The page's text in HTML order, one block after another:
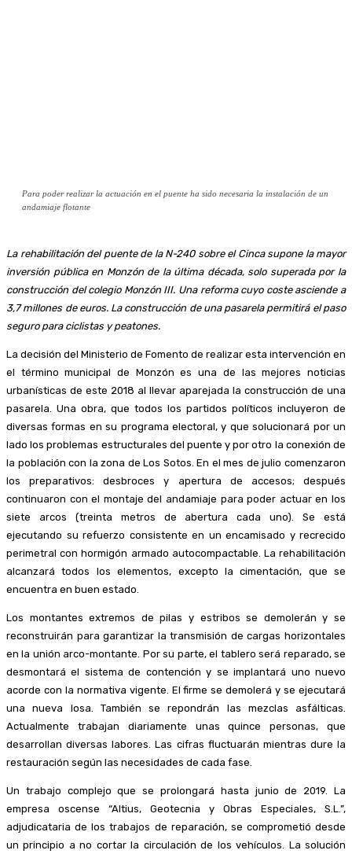
Para poder realizar la actuación en el puente ha sido necesaria la instalación de un
andamiaje flotante
La rehabilitación del puente de la N-240 sobre el Cinca supone la mayor
inversión pública en Monzón de la última década, solo superada por la
construcción del colegio Monzón III. Una reforma cuyo coste asciende a
3,7 millones de euros. La construcción de una pasarela permitirá el paso
seguro para ciclistas y peatones.
La decisión del Ministerio de Fomento de realizar esta intervención en
el término municipal de Monzón es una de las mejores noticias
urbanísticas de este 2018 al llevar aparejada la construcción de una
pasarela. Una obra, que todos los partidos políticos incluyeron de
diversas formas en su programa electoral, y que solucionará por un
lado los problemas estructurales del puente y por otro la conexión de
la población con la zona de Los Sotos. En el mes de julio comenzaron
los preparativos: desbroces y apertura de accesos; después
continuaron con el montaje del andamiaje para poder actuar en los
siete arcos (treinta metros de abertura cada uno). Se está
ejecutando su refuerzo consistente en un encamisado y recrecido
perimetral con hormigón armado autocompactable. La rehabilitación
alcanzará todos los elementos, excepto la cimentación, que se
encuentra en buen estado.
Los montantes extremos de pilas y estribos se demolerán y se
reconstruirán para garantizar la transmisión de cargas horizontales
en la unión arco-montante. Por su parte, el tablero será reparado, se
desmontará el sistema de contención y se implantará uno nuevo
acorde con la normativa vigente. El firme se demolerá y se ejecutará
una nueva losa. También se repondrán las mezclas asfálticas.
Actualmente trabajan diariamente unas quince personas, que
desarrollan diversas labores. Las cifras fluctuarán mientras dure la
restauración según las necesidades de cada fase.
Un trabajo complejo que se prolongará hasta junio de 2019. La
empresa oscense “Altius, Geotecnia y Obras Especiales, S.L.”,
adjudicataria de los trabajos de reparación, se comprometió desde
un principio a no cortar la circulación de los vehículos. La solución